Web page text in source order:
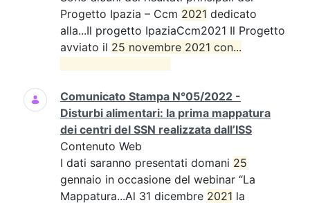
Progetto Ipazia – Ccm 2021 dedicato
alla...Il progetto IpaziaCcm2021 Il Progetto
avviato il 25 novembre 2021 con...
Comunicato Stampa N°05/2022 -
Disturbi alimentari: la prima mappatura
dei centri del SSN realizzata dall’ISS
Contenuto Web
I dati saranno presentati domani 25
gennaio in occasione del webinar “La
Mappatura...Al 31 dicembre 2021 la